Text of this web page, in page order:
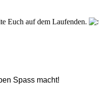
Euch auf dem Laufenden.
Spass macht!